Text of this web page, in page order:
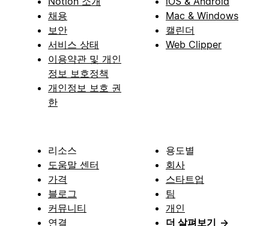
채용
보안
서비스 상태
이용약관 및 개인
정보 보호정책
개인정보 보호 권
한
Mac & Windows
캘린더
Web Clipper
리소스
도움말 센터
가격
블로그
커뮤니티
연결
용도별
회사
스타트업
팀
개인
더 살펴보기 →